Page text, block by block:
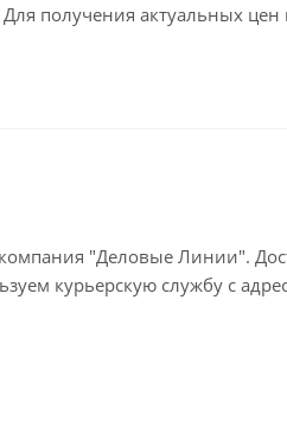
получения актуальных цен
"Деловые Линии".
курьерскую службу с